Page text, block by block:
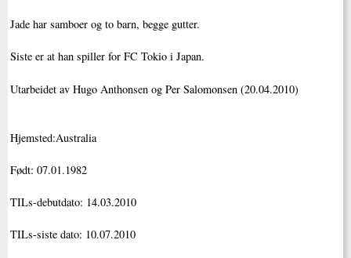
Jade har samboer og to barn, begge gutter.
Siste er at han spiller for FC Tokio i Japan.
Utarbeidet av Hugo Anthonsen og Per Salomonsen (20.04.2010)
Hjemsted:Australia
Født: 07.01.1982
TILs-debutdato: 14.03.2010
TILs-siste dato: 10.07.2010